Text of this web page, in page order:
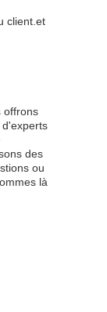
client.et
offrons
des
ou
là